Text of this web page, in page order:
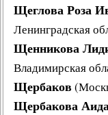
Из архива
Предтеча
Щеглова Роза
Ленинградская
Щенникова
Владимирская
Щербаков(
Щербакова